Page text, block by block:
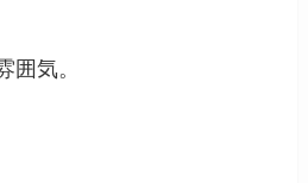
囲気。